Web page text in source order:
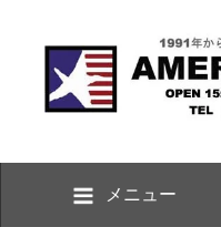
メニュー